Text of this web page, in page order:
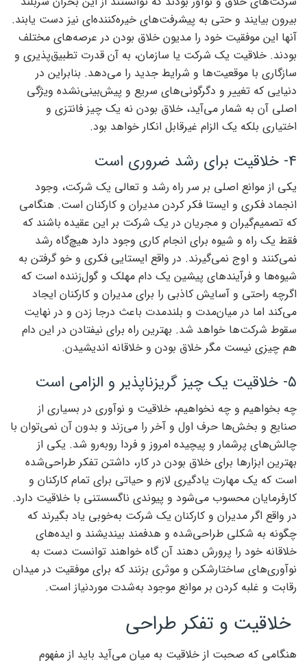
بیرون بیایند و حتی به پیشرفت‌‌‌های خیره‌‌‌کننده‌‌‌ای نیز دست یابند.
آنها این موفقیت خود را مدیون خلاق بودن در عرصه‌‌‌های مختلف
بودند. خلاقیت یک شرکت یا سازمان، به آن قدرت تطبیق‌‌‌پذیری و
سازگاری با موقعیت‌‌‌ها و شرایط جدید را می‌دهد. بنابراین در
دنیایی که تغییر و دگرگونی‌‌‌های سریع و پیش‌بینی‌نشده ویژگی
اصلی آن به شمار می‌‌‌آید، خلاق بودن نه یک چیز فانتزی و
اختیاری بلکه یک الزام غیرقابل انکار خواهد بود.
۴- خلاقیت برای رشد ضروری است
یکی از موانع اصلی بر سر راه رشد و تعالی یک شرکت، وجود
انجماد فکری و ایستا فکر کردن مدیران و کارکنان است. هنگامی
که تصمیم‌گیران و مجریان در یک شرکت بر این عقیده باشند که
فقط یک راه و شیوه برای انجام کاری وجود دارد هیچ‌گاه رشد
نمی‌‌‌کنند و اوج نمی‌‌‌گیرند. در واقع ایستایی فکری و خو گرفتن به
شیوه‌‌‌ها و فرآیندهای پیشین یک دام مهلک و گول‌زننده است که
اگرچه راحتی و آسایش کاذبی را برای مدیران و کارکنان ایجاد
می‌کند اما در میان‌مدت و بلندمدت باعث درجا زدن و در نهایت
سقوط شرکت‌ها خواهد شد. بهترین راه برای نیفتادن در این دام
هم چیزی نیست مگر خلاق بودن و خلاقانه اندیشیدن.
۵- خلاقیت یک چیز گریزناپذیر و الزامی است
چه بخواهیم و چه نخواهیم، خلاقیت و نوآوری در بسیاری از
صنایع و بخش‌‌‌ها حرف اول و آخر را می‌‌‌زند و بدون آن نمی‌توان با
چالش‌‌‌های پرشمار و پیچیده امروز و فردا روبه‌‌‌رو شد. یکی از
بهترین ابزارها برای خلاق بودن در کار، داشتن تفکر طراحی‌شده
است که یک مهارت یادگیری لازم و حیاتی برای تمام کارکنان و
کارفرمایان محسوب می‌شود و پیوندی ناگسستنی با خلاقیت دارد.
در واقع اگر مدیران و کارکنان یک شرکت به‌‌‌خوبی یاد بگیرند که
چگونه به شکلی طراحی‌شده و هدفمند بیندیشند و ایده‌‌‌های
خلاقانه خود را پرورش دهند آن گاه خواهند توانست دست به
نوآوری‌‌‌های ساختارشکن و موثری بزنند که برای موفقیت در میدان
رقابت و غلبه ‌‌‌کردن بر موانع موجود به‌‌‌شدت موردنیاز است.
خلاقیت و تفکر طراحی
هنگامی که صحبت از خلاقیت به میان می‌‌‌آید باید از مفهوم